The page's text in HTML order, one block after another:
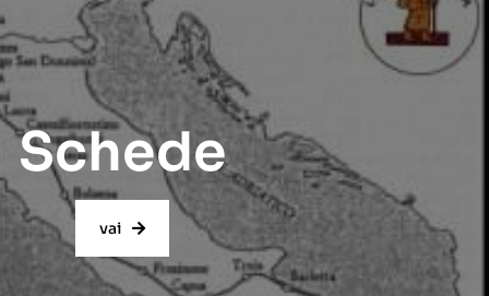
Schede
vai